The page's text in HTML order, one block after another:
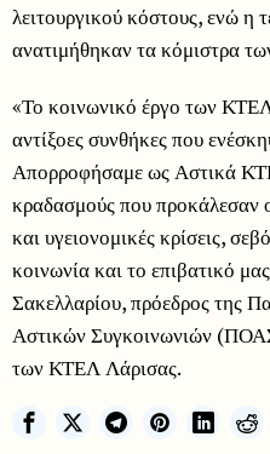
λειτουργικού κόστους, ενώ η
ανατιμήθηκαν τα κόμιστρα
«Το κοινωνικό έργο των
αντίξοες συνθήκες που
Απορροφήσαμε ως Αστικά
κραδασμούς που προκάλεσαν
και υγειονομικές κρίσεις,
κοινωνία και το επιβατικό
Σακελλαρίου, πρόεδρος της
Αστικών Συγκοινωνιών
των ΚΤΕΛ Λάρισας.